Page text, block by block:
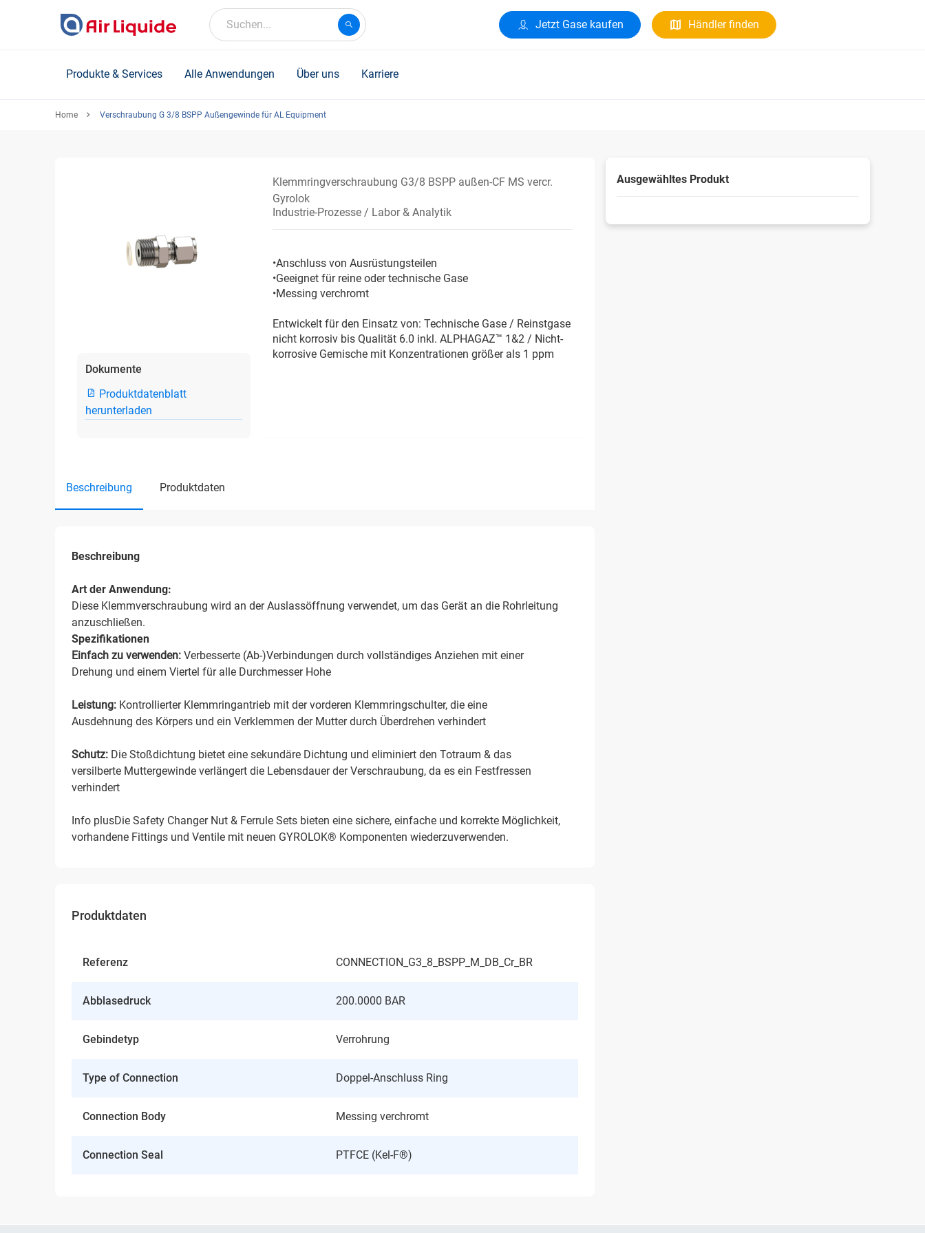
Suchen... Jetzt Gase kaufen Händler finden
Produkte & Services Alle Anwendungen Über uns Karriere
Home Verschraubung G 3/8 BSPP Außengewinde für AL Equipment
Dokumente
Produktdatenblatt
herunterladen
Klemmringverschraubung G3/8 BSPP außen-CF MS vercr.
Gyrolok
Industrie-Prozesse / Labor & Analytik
•Anschluss von Ausrüstungsteilen
•Geeignet für reine oder technische Gase
•Messing verchromt
Entwickelt für den Einsatz von: Technische Gase / Reinstgase
nicht korrosiv bis Qualität 6.0 inkl. ALPHAGAZ™ 1&2 / Nicht-
korrosive Gemische mit Konzentrationen größer als 1 ppm
beschreibung produktdaten
Beschreibung
Art der Anwendung:
Diese Klemmverschraubung wird an der Auslassöffnung verwendet, um das Gerät an die Rohrleitung
anzuschließen.
Spezifikationen
Einfach zu verwenden: Verbesserte (Ab-)Verbindungen durch vollständiges Anziehen mit einer
Drehung und einem Viertel für alle Durchmesser Hohe
Leistung: Kontrollierter Klemmringantrieb mit der vorderen Klemmringschulter, die eine
Ausdehnung des Körpers und ein Verklemmen der Mutter durch Überdrehen verhindert
Schutz: Die Stoßdichtung bietet eine sekundäre Dichtung und eliminiert den Totraum & das
versilberte Muttergewinde verlängert die Lebensdauer der Verschraubung, da es ein Festfressen
verhindert
Info plusDie Safety Changer Nut & Ferrule Sets bieten eine sichere, einfache und korrekte Möglichkeit,
vorhandene Fittings und Ventile mit neuen GYROLOK® Komponenten wiederzuverwenden.
Produktdaten
Referenz CONNECTION_G3_8_BSPP_M_DB_Cr_BR
Abblasedruck 200.0000 BAR
Gebindetyp Verrohrung
Type of Connection Doppel-Anschluss Ring
Connection Body Messing verchromt
Connection Seal PTFCE (Kel-F®)
Ausgewähltes Produkt